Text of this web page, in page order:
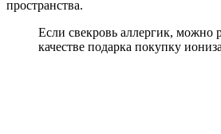
пространства.
Если свекровь аллергик, можно
качестве подарка покупку